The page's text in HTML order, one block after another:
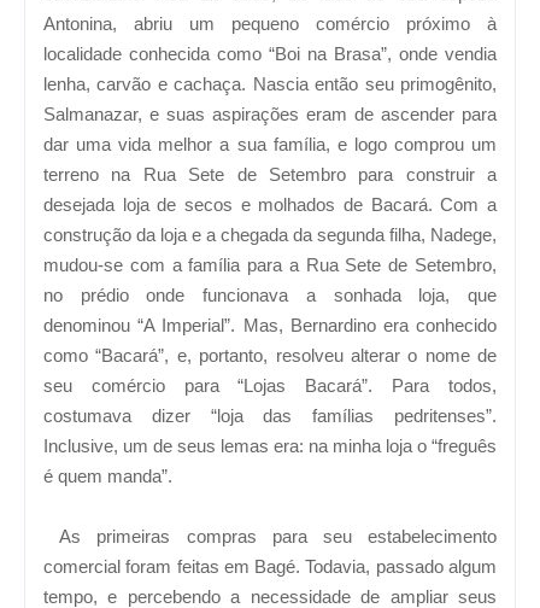
Antonina, abriu um pequeno comércio próximo à
localidade conhecida como “Boi na Brasa”, onde vendia
lenha, carvão e cachaça. Nascia então seu primogênito,
Salmanazar, e suas aspirações eram de ascender para
dar uma vida melhor a sua família, e logo comprou um
terreno na Rua Sete de Setembro para construir a
desejada loja de secos e molhados de Bacará. Com a
construção da loja e a chegada da segunda filha, Nadege,
mudou-se com a família para a Rua Sete de Setembro,
no prédio onde funcionava a sonhada loja, que
denominou “A Imperial”. Mas, Bernardino era conhecido
como “Bacará”, e, portanto, resolveu alterar o nome de
seu comércio para “Lojas Bacará”. Para todos,
costumava dizer “loja das famílias pedritenses”.
Inclusive, um de seus lemas era: na minha loja o “freguês
é quem manda”.
As primeiras compras para seu estabelecimento
comercial foram feitas em Bagé. Todavia, passado algum
tempo, e percebendo a necessidade de ampliar seus